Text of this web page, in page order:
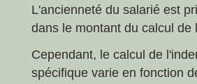
L'ancienneté du salarié est
dans le montant du calcul de
Cependant, le calcul de
spécifique varie en fonction